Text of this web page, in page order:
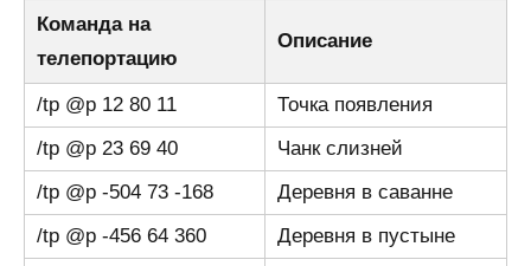
Команда на
телепортацию
Описание
/tp @p 12 80 11
Точка появления
/tp @p 23 69 40
Чанк слизней
/tp @p -504 73 -168
Деревня в саванне
/tp @p -456 64 360
Деревня в пустыне